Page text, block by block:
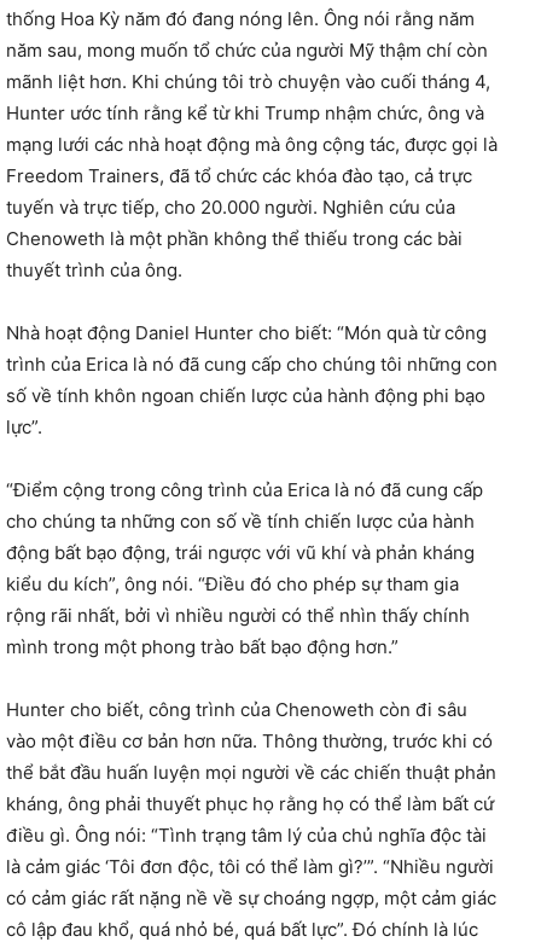
thống Hoa Kỳ năm đó đang nóng lên. Ông nói rằng năm
năm sau, mong muốn tổ chức của người Mỹ thậm chí còn
mãnh liệt hơn. Khi chúng tôi trò chuyện vào cuối tháng 4,
Hunter ước tính rằng kể từ khi Trump nhậm chức, ông và
mạng lưới các nhà hoạt động mà ông cộng tác, được gọi là
Freedom Trainers, đã tổ chức các khóa đào tạo, cả trực
tuyến và trực tiếp, cho 20.000 người. Nghiên cứu của
Chenoweth là một phần không thể thiếu trong các bài
thuyết trình của ông.
Nhà hoạt động Daniel Hunter cho biết: “Món quà từ công
trình của Erica là nó đã cung cấp cho chúng tôi những con
số về tính khôn ngoan chiến lược của hành động phi bạo
lực”.
“Điểm cộng trong công trình của Erica là nó đã cung cấp
cho chúng ta những con số về tính chiến lược của hành
động bất bạo động, trái ngược với vũ khí và phản kháng
kiểu du kích”, ông nói. “Điều đó cho phép sự tham gia
rộng rãi nhất, bởi vì nhiều người có thể nhìn thấy chính
mình trong một phong trào bất bạo động hơn.”
Hunter cho biết, công trình của Chenoweth còn đi sâu
vào một điều cơ bản hơn nữa. Thông thường, trước khi có
thể bắt đầu huấn luyện mọi người về các chiến thuật phản
kháng, ông phải thuyết phục họ rằng họ có thể làm bất cứ
điều gì. Ông nói: “Tình trạng tâm lý của chủ nghĩa độc tài
là cảm giác ‘Tôi đơn độc, tôi có thể làm gì?’”. “Nhiều người
có cảm giác rất nặng nề về sự choáng ngợp, một cảm giác
cô lập đau khổ, quá nhỏ bé, quá bất lực”. Đó chính là lúc